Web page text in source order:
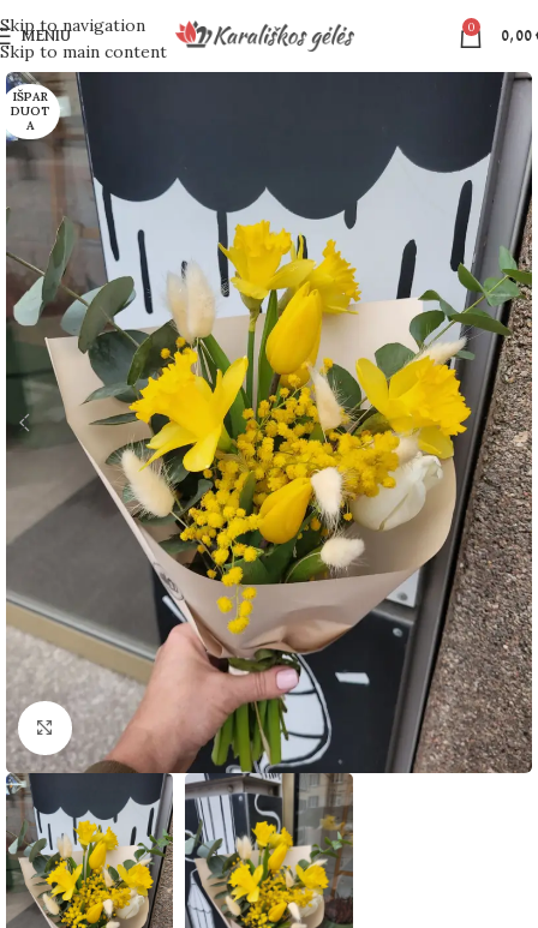
Skip to navigation
Skip to main content
MENIU
0
0,00
IŠPAR
DUOT
A
Spustelėkite norėdami padidinti